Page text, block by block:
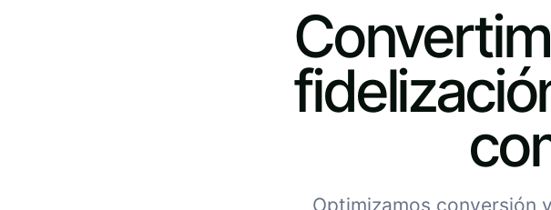
Optimizamos conversión